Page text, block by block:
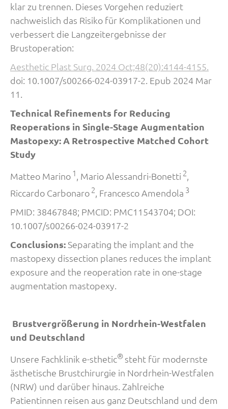
klar zu trennen. Dieses Vorgehen reduziert
nachweislich das Risiko für Komplikationen und
verbessert die Langzeitergebnisse der
Brustoperation:
Aesthetic Plast Surg. 2024 Oct;48(20):4144-4155.
doi: 10.1007/s00266-024-03917-2. Epub 2024 Mar
11.
Technical Refinements for Reducing
Reoperations in Single-Stage Augmentation
Mastopexy: A Retrospective Matched Cohort
Study
Matteo Marino1, Mario Alessandri-Bonetti 2,
Riccardo Carbonaro2, Francesco Amendola 3
PMID: 38467848; PMCID: PMC11543704; DOI:
10.1007/s00266-024-03917-2
Conclusions: Separating the implant and the
mastopexy dissection planes reduces the implant
exposure and the reoperation rate in one-stage
augmentation mastopexy.
Brustvergrößerung in Nordrhein-Westfalen
und Deutschland
Unsere Fachklinik e-sthetic®steht für modernste
ästhetische Brustchirurgie in Nordrhein-Westfalen
(NRW) und darüber hinaus. Zahlreiche
Patientinnen reisen aus ganz Deutschland und dem